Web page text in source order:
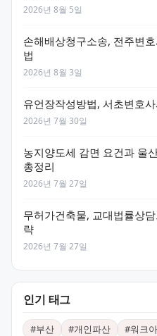
2026년 8월 5일
손해배상청구소송, 전주변
법
2026년 8월 3일
유언장작성방법, 서초변호
2026년 7월 30일
농지양도세 감면 요건과 울
총정리
2026년 7월 27일
무허가건축물, 교대법률상
략
2026년 7월 27일
인기 태그
#부산 #개인파산 #워크